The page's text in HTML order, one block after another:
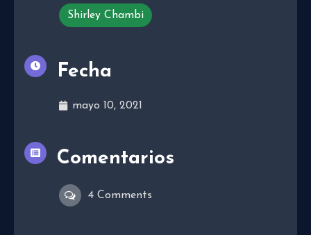
Shirley Chambi
Fecha
mayo 10, 2021
Comentarios
4 Comments